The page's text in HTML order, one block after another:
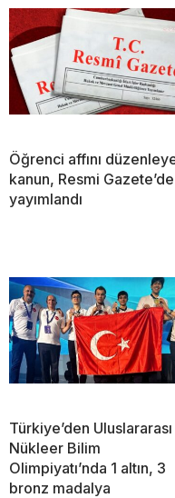
Öğrenci affını
kanun, Resmi Gazete’de
yayımlandı
Türkiye’den Uluslararası
Nükleer Bilim
Olimpiyatı’nda 1 altın, 3
bronz madalya